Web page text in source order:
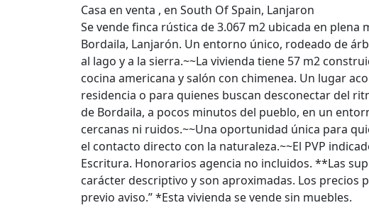
Casa en venta , en South Of Spain, Lanjaron
Se vende finca rústica de 3.067 m2 ubicada en
Bordaila, Lanjarón. Un entorno único, rodeado de
al lago y a la sierra.~~La vivienda tiene 57 m2
cocina americana y salón con chimenea. Un lugar
residencia o para quienes buscan desconectar del
de Bordaila, a pocos minutos del pueblo, en un
cercanas ni ruidos.~~Una oportunidad única para
el contacto directo con la naturaleza.~~El PVP
Escritura. Honorarios agencia no incluidos. **Las
carácter descriptivo y son aproximadas. Los precios
previo aviso.” *Esta vivienda se vende sin muebles.